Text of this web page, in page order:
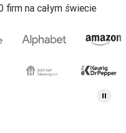
firm na całym świecie